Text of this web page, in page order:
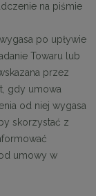
na piśmie
po upływie
Towaru lub
przez
gdy umowa
od niej wygasa
skorzystać z
umowy w